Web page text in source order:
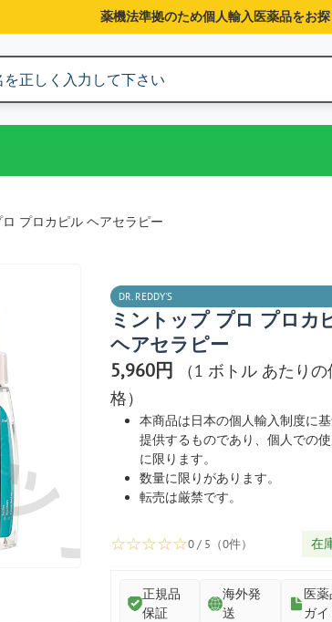
薬機法準拠のため個人輸入医薬品をお
プロカピル ヘアセラピー
プ
DR. REDDY'S
ミントップ プロ プロカ
ヘアセラピー
5,960円
（1 ボトル あたりの
格）
本商品は日本の個人輸入制度に
提供するものであり、個人での
に限ります。
数量に限りがあります。
転売は厳禁です。
☆☆☆☆☆0 / 5（0件） 在
正規品
保証
海外発
送
医薬
ガイ